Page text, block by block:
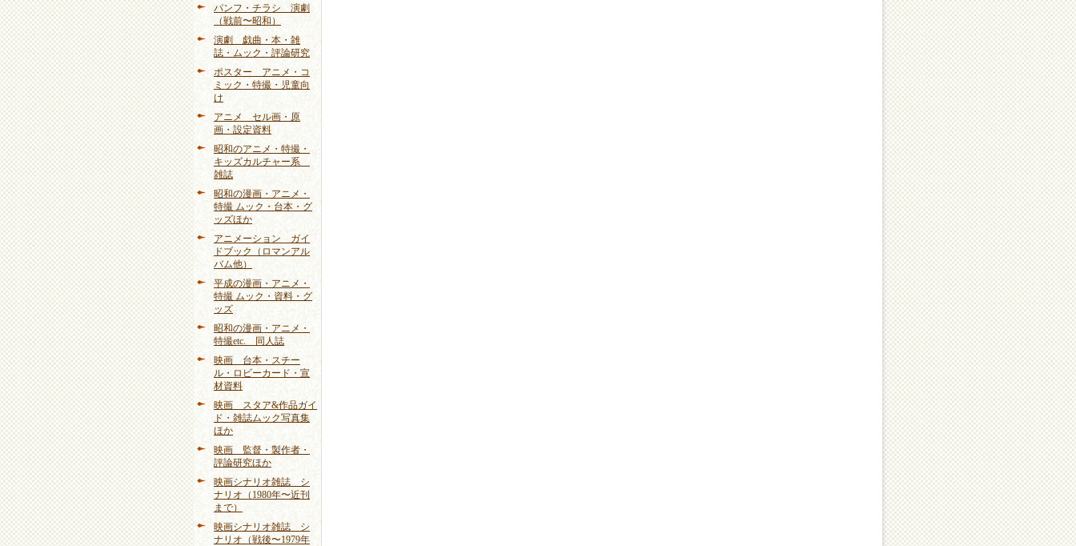
パンフ・チラシ 演劇
（戦前〜昭和）
演劇 戯曲・本・雑
誌・ムック・評論研究
ポスター アニメ・コ
ミック・特撮・児童向
け
アニメ セル画・原
画・設定資料
昭和のアニメ・特撮・
キッズカルチャー系
雑誌
昭和の漫画・アニメ・
特撮 ムック・台本・グ
ッズほか
アニメーション ガイ
ドブック（ロマンアル
バム他）
平成の漫画・アニメ・
特撮 ムック・資料・グ
ッズ
昭和の漫画・アニメ・
特撮etc. 同人誌
映画 台本・スチー
ル・ロビーカード・宣
材資料
映画 スタア&作品ガイ
ド・雑誌ムック写真集
ほか
映画 監督・製作者・
評論研究ほか
映画シナリオ雑誌 シ
ナリオ（1980年〜近刊
まで）
映画シナリオ雑誌 シ
ナリオ（戦後〜1979年